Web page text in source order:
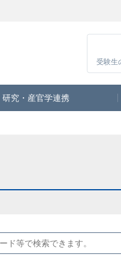
受験生
研究・産官学連携